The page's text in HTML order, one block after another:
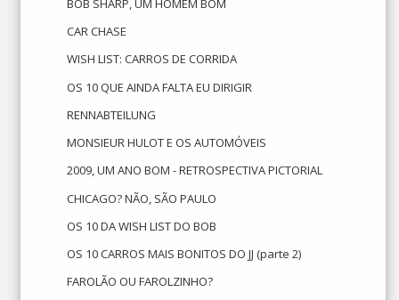
BOB SHARP, UM HOMEM BOM
CAR CHASE
WISH LIST: CARROS DE CORRIDA
OS 10 QUE AINDA FALTA EU DIRIGIR
RENNABTEILUNG
MONSIEUR HULOT E OS AUTOMÓVEIS
2009, UM ANO BOM - RETROSPECTIVA PICTORIAL
CHICAGO? NÃO, SÃO PAULO
OS 10 DA WISH LIST DO BOB
OS 10 CARROS MAIS BONITOS DO JJ (parte 2)
FAROLÃO OU FAROLZINHO?